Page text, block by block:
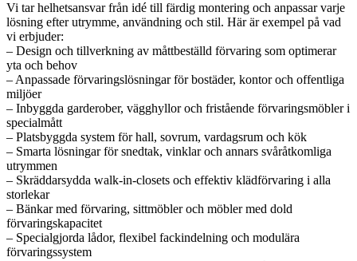
Vi tar helhetsansvar från idé till färdig montering och anpassar varje
lösning efter utrymme, användning och stil. Här är exempel på vad
vi erbjuder:
– Design och tillverkning av måttbeställd förvaring som optimerar
yta och behov
– Anpassade förvaringslösningar för bostäder, kontor och offentliga
miljöer
– Inbyggda garderober, vägghyllor och fristående förvaringsmöbler i
specialmått
– Platsbyggda system för hall, sovrum, vardagsrum och kök
– Smarta lösningar för snedtak, vinklar och annars svåråtkomliga
utrymmen
– Skräddarsydda walk-in-closets och effektiv klädförvaring i alla
storlekar
– Bänkar med förvaring, sittmöbler och möbler med dold
förvaringskapacitet
– Specialgjorda lådor, flexibel fackindelning och modulära
förvaringssystem